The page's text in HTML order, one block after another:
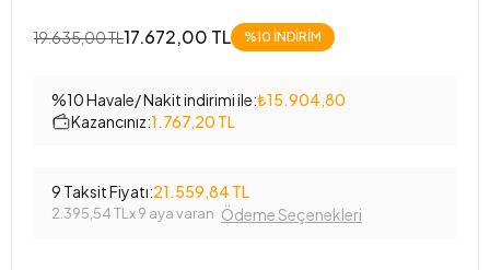
19.635,00 TL17.672,00 TL %10 İNDİRİM
%10 Havale/ Nakit indirimi ile:₺15.904,80
Kazancınız:1.767,20 TL
9 Taksit Fiyatı:21.559,84 TL
2.395,54 TL x 9 aya varan Ödeme Seçenekleri